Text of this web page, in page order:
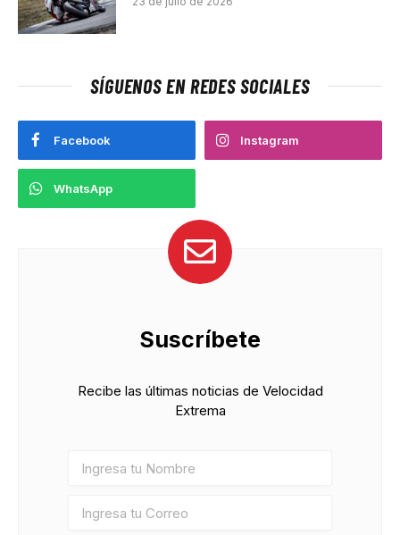
SÍGUENOS EN REDES SOCIALES
Facebook Instagram
WhatsApp
Suscríbete
Recibe las últimas noticias de Velocidad
Extrema